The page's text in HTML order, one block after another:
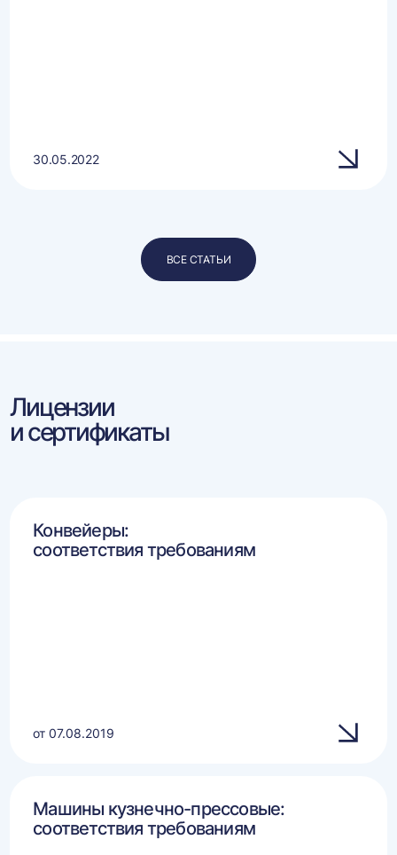
30.05.2022
ВСЕ СТАТЬИ
Лицензии
и сертификаты
Конвейеры:
соответствия требованиям
от 07.08.2019
Машины кузнечно-прессовые:
соответствия требованиям